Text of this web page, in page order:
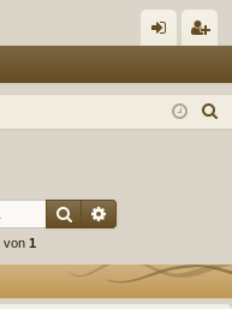
m ist
Suche
von 1